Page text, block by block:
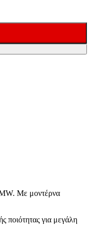
Με μοντέρνα
ποιότητας για μεγάλη